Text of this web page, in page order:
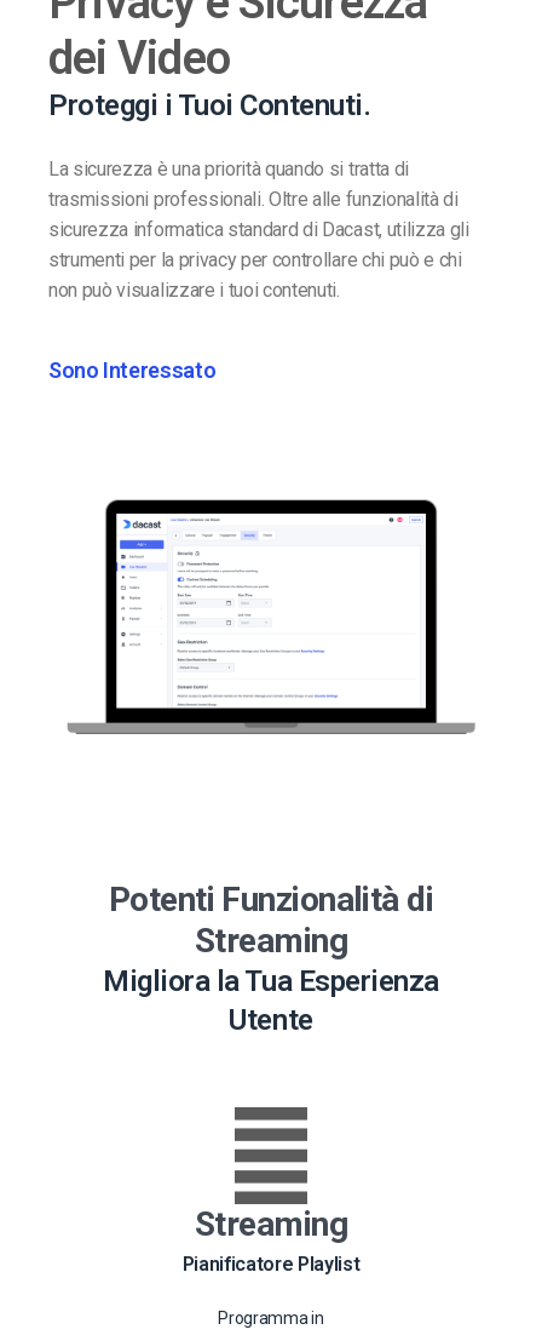
dei Video
Proteggi i Tuoi Contenuti.
La sicurezza è una priorità quando si tratta di
trasmissioni professionali. Oltre alle funzionalità di
sicurezza informatica standard di Dacast, utilizza gli
strumenti per la privacy per controllare chi può e chi
non può visualizzare i tuoi contenuti.
Sono Interessato
Potenti Funzionalità di
Streaming
Migliora la Tua Esperienza
Utente
Streaming
Pianificatore Playlist
Programma in